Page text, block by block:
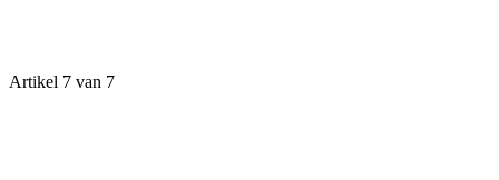
Artikel 7 van 7